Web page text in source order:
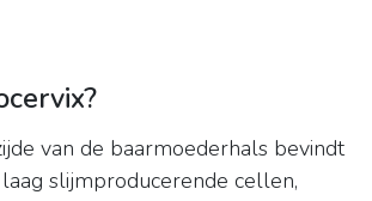
van de baarmoederhals bevindt
slijmproducerende cellen,